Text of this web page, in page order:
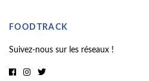
FOODTRACK
Suivez-nous sur les réseaux !